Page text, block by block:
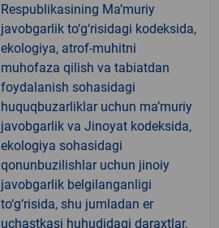
Respublikasining Ma’muriy
javobgarlik to‘g‘risidagi kodeksida,
ekologiya, atrof-muhitni
muhofaza qilish va tabiatdan
foydalanish sohasidagi
huquqbuzarliklar uchun ma’muriy
javobgarlik va Jinoyat kodeksida,
ekologiya sohasidagi
qonunbuzilishlar uchun jinoiy
javobgarlik belgilanganligi
to‘g‘risida, shu jumladan er
uchastkasi huhudidagi daraxtlar,